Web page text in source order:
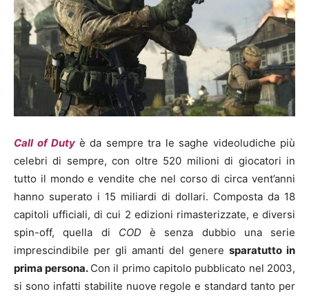
Call of Duty è da sempre tra le saghe videoludiche più
celebri di sempre, con oltre 520 milioni di giocatori in
tutto il mondo e vendite che nel corso di circa vent’anni
hanno superato i 15 miliardi di dollari. Composta da 18
capitoli ufficiali, di cui 2 edizioni rimasterizzate, e diversi
spin-off, quella di COD è senza dubbio una serie
imprescindibile per gli amanti del genere sparatutto in
prima persona. Con il primo capitolo pubblicato nel 2003,
si sono infatti stabilite nuove regole e standard tanto per